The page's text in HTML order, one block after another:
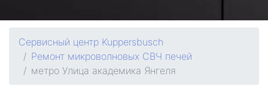
Сервисный центр Kuppersbusch
Ремонт микроволновых СВЧ печей
метро Улица академика Янгеля